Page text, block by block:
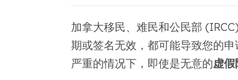
加拿大移民、难民和公民部
期或签名无效，都可能导致您的申
严重的情况下，即使是无意的虚假